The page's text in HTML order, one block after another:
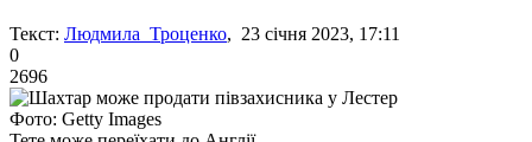
Текст: Людмила Троценко, 23 січня 2023, 17:11
0
2696
Фото: Getty Images